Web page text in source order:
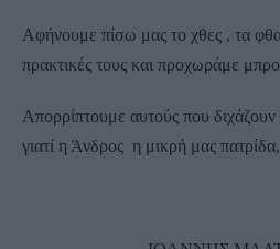
Αφήνουμε πίσω μας το χθες , τα
πρακτικές τους και προχωράμε
Απορρίπτουμε αυτούς που
γιατί η Άνδρος η μικρή μας